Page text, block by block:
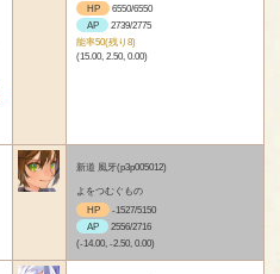
HP
6550/6550
AP
2739/2775
能率50(残り8)
(15.00, 2.50, 0.00)
新道 風牙(p3p005012)
よをつむぐもの
HP
-1527/5150
AP
2556/2716
(-14.00, -2.50, 0.00)